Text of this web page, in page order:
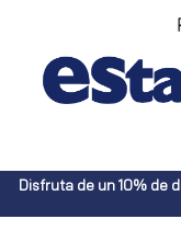
Disfruta de un 10% de